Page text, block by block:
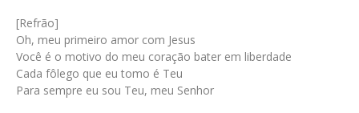
[Refrão]
Oh, meu primeiro amor com Jesus
Você é o motivo do meu coração bater em liberdade
Cada fôlego que eu tomo é Teu
Para sempre eu sou Teu, meu Senhor